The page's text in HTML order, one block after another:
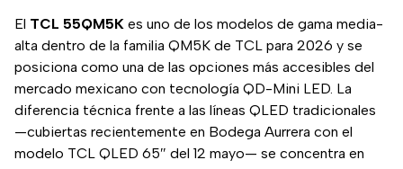
El TCL 55QM5K es uno de los modelos de gama media-
alta dentro de la familia QM5K de TCL para 2026 y se
posiciona como una de las opciones más accesibles del
mercado mexicano con tecnología QD-Mini LED. La
diferencia técnica frente a las líneas QLED tradicionales
—cubiertas recientemente en Bodega Aurrera con el
modelo TCL QLED 65″ del 12 mayo— se concentra en